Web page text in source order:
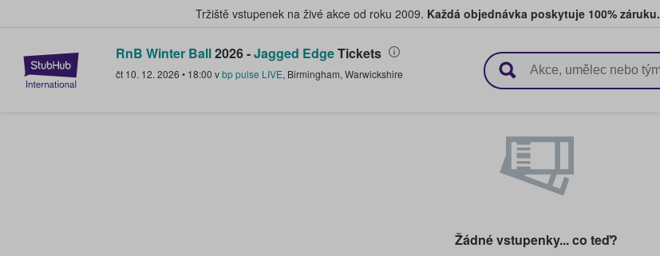
Tržiště vstupenek na živé akce od roku 2009. Každá objednávka poskytuje 100% záruku.
StubHub – Místo, kde fanoušci kupují a prodávají vstupenky
RnB Winter Ball2026 -Jagged EdgeTickets
čt 10. 12. 2026 • 18:00 vbp pulse LIVE, Birmingham, Warwickshire
Žádné vstupenky... co teď?